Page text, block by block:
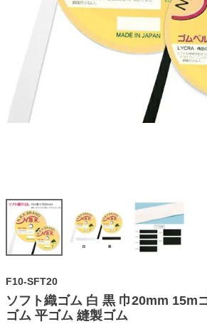
F10-SFT20
ソフト織ゴム 白 黒 巾20mm 15m
ゴム 平ゴム 縫製ゴム